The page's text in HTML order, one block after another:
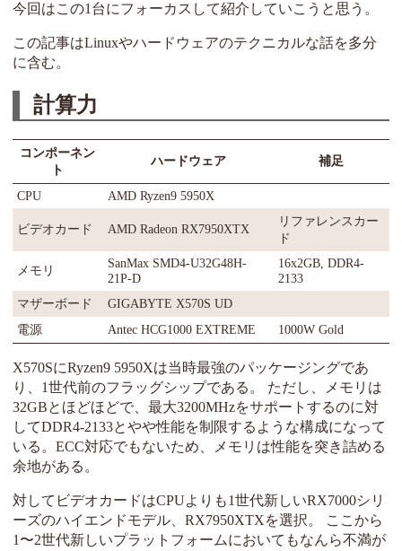
今回はこの1台にフォーカスして紹介していこうと思う。
この記事はLinuxやハードウェアのテクニカルな話を多分
に含む。
計算力
コンポーネン
ト
ハードウェア 補足
CPU AMD Ryzen9 5950X
ビデオカード AMD Radeon RX7950XTX
リファレンスカー
ド
メモリ
SanMax SMD4-U32G48H-
21P-D
16x2GB, DDR4-
2133
マザーボード
GIGABYTE X570S UD
電源
Antec HCG1000 EXTREME 1000W Gold
X570SにRyzen9 5950Xは当時最強のパッケージングであ
り、1世代前のフラッグシップである。 ただし、メモリは
32GBとほどほどで、最大3200MHzをサポートするのに対
してDDR4-2133とやや性能を制限するような構成になって
いる。ECC対応でもないため、メモリは性能を突き詰める
余地がある。
対してビデオカードはCPUよりも1世代新しいRX7000シリ
ーズのハイエンドモデル、RX7950XTXを選択。 ここから
1〜2世代新しいプラットフォームにおいてもなんら不満が